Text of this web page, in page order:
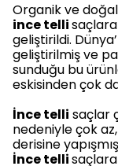
Organik ve
ince telli
geliştirildi.
geliştirilmiş ve
sunduğu bu
eskisinden çok
İnce telli saçlar
nedeniyle çok
derisine
İnce telli